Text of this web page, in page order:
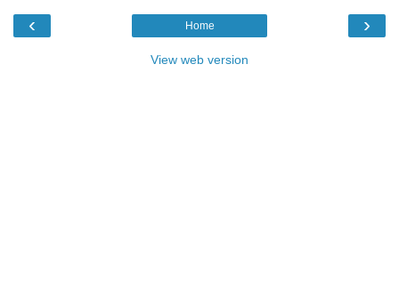
‹ ›
Home
View web version